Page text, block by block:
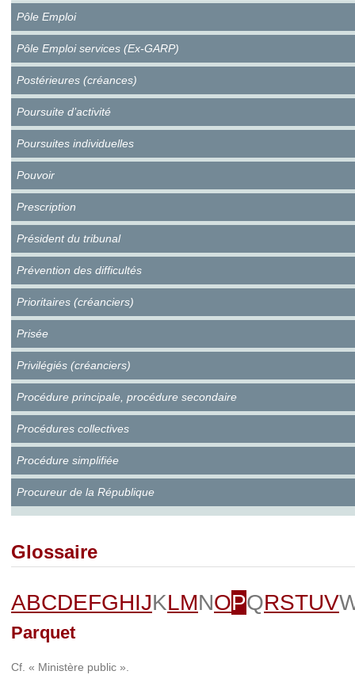
Pôle Emploi
Pôle Emploi services (Ex-GARP)
Postérieures (créances)
Poursuite d’activité
Poursuites individuelles
Pouvoir
Prescription
Président du tribunal
Prévention des difficultés
Prioritaires (créanciers)
Prisée
Privilégiés (créanciers)
Procédure principale, procédure secondaire
Procédures collectives
Procédure simplifiée
Procureur de la République
Glossaire
ABCDEFGHIJKLMNOPQRSTUV
Parquet
Cf. « Ministère public ».